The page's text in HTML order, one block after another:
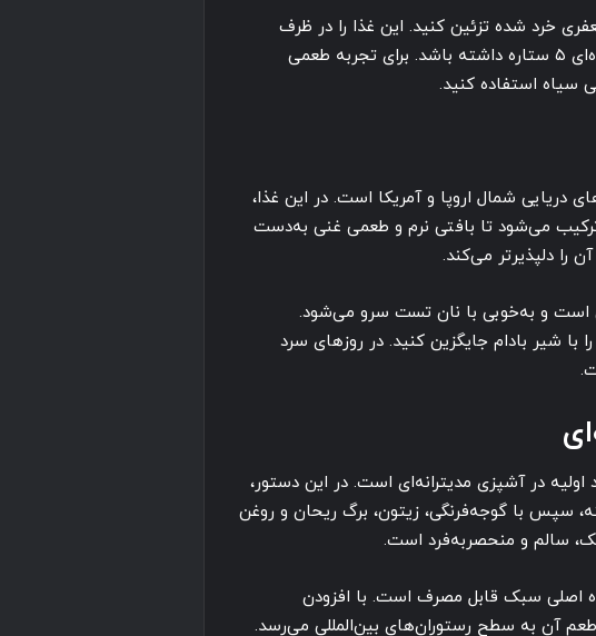
خرد شده تزئین کنید. این غذا را در ظرف
سفید با تزئین برگ ریحان سرو کنید تا جلوه‌ای ۵ ستاره داشته باشد. برای تجربه طعمی
سیاه استفاده کنید.
شمال اروپا و آمریکا است. در این غذا،
می‌شود تا بافتی نرم و طعمی غنی به‌دست
را دلپذیرتر می‌کند.
و به‌خوبی با نان تست سرو می‌شود.
با شیر بادام جایگزین کنید. در روزهای سرد
در آشپزی مدیترانه‌ای است. در این دستور،
سپس با گوجه‌فرنگی، زیتون، برگ ریحان و روغن
سالم و منحصربه‌فرد است.
اصلی سبک قابل مصرف است. با افزودن
آن به سطح رستوران‌های بین‌المللی می‌رسد.